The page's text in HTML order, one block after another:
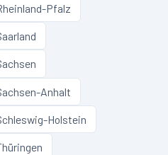
Pfalz
Anhalt
Holstein